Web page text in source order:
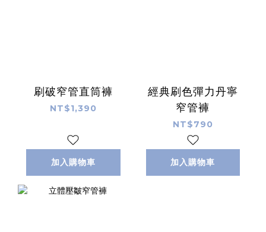
刷破窄管直筒褲
NT$1,390
加入購物車
經典刷色彈力丹寧
窄管褲
NT$790
加入購物車